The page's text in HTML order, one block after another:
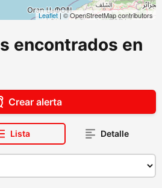
Leaflet| © OpenStreetMap contributors
encontrados en
Crear alerta
Lista Detalle